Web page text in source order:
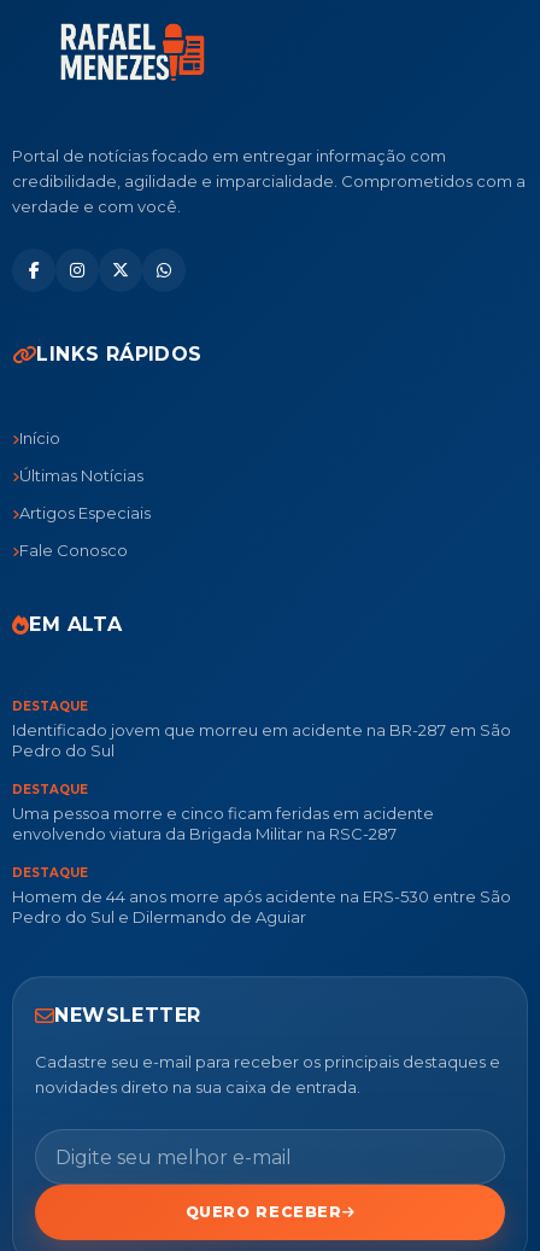
Portal de notícias focado em entregar informação com
credibilidade, agilidade e imparcialidade. Comprometidos com a
verdade e com você.
LINKS RÁPIDOS
Início
Últimas Notícias
Artigos Especiais
Fale Conosco
EM ALTA
DESTAQUE
Identificado jovem que morreu em acidente na BR-287 em São
Pedro do Sul
DESTAQUE
Uma pessoa morre e cinco ficam feridas em acidente
envolvendo viatura da Brigada Militar na RSC-287
DESTAQUE
Homem de 44 anos morre após acidente na ERS-530 entre São
Pedro do Sul e Dilermando de Aguiar
NEWSLETTER
Cadastre seu e-mail para receber os principais destaques e
novidades direto na sua caixa de entrada.
QUERO RECEBER